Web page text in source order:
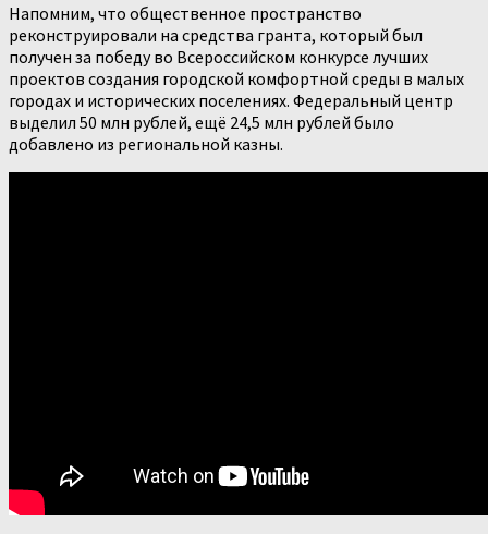
Напомним, что общественное пространство
реконструировали на средства гранта, который был
получен за победу во Всероссийском конкурсе лучших
проектов создания городской комфортной среды в малых
городах и исторических поселениях. Федеральный центр
выделил 50 млн рублей, ещё 24,5 млн рублей было
добавлено из региональной казны.